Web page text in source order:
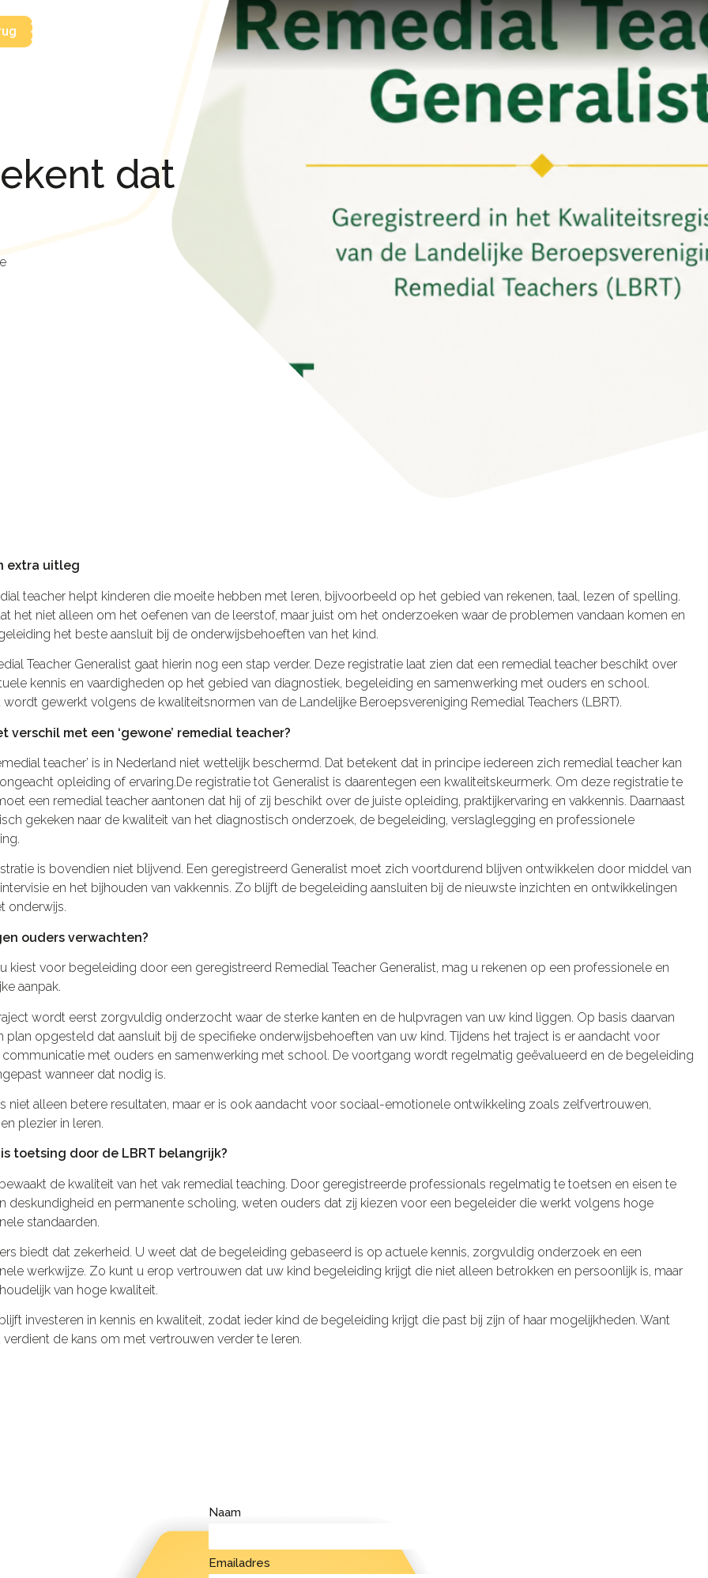
dat
extra uitleg
teacher helpt kinderen die moeite hebben met leren, bijvoorbeeld op het gebied van rekenen, taal, lezen of spelling.
het niet alleen om het oefenen van de leerstof, maar juist om het onderzoeken waar de problemen vandaan komen en
het beste aansluit bij de onderwijsbehoeften van het kind.
Teacher Generalist gaat hierin nog een stap verder. Deze registratie laat zien dat een remedial teacher beschikt over
kennis en vaardigheden op het gebied van diagnostiek, begeleiding en samenwerking met ouders en school.
wordt gewerkt volgens de kwaliteitsnormen van de Landelijke Beroepsvereniging Remedial Teachers (LBRT).
verschil met een ‘gewone’ remedial teacher?
teacher’ is in Nederland niet wettelijk beschermd. Dat betekent dat in principe iedereen zich remedial teacher kan
opleiding of ervaring.De registratie tot Generalist is daarentegen een kwaliteitskeurmerk. Om deze registratie te
een remedial teacher aantonen dat hij of zij beschikt over de juiste opleiding, praktijkervaring en vakkennis. Daarnaast
gekeken naar de kwaliteit van het diagnostisch onderzoek, de begeleiding, verslaglegging en professionele
is bovendien niet blijvend. Een geregistreerd Generalist moet zich voortdurend blijven ontwikkelen door middel van
en het bijhouden van vakkennis. Zo blijft de begeleiding aansluiten bij de nieuwste inzichten en ontwikkelingen
onderwijs.
ouders verwachten?
kiest voor begeleiding door een geregistreerd Remedial Teacher Generalist, mag u rekenen op een professionele en
aanpak.
wordt eerst zorgvuldig onderzocht waar de sterke kanten en de hulpvragen van uw kind liggen. Op basis daarvan
plan opgesteld dat aansluit bij de specifieke onderwijsbehoeften van uw kind. Tijdens het traject is er aandacht voor
met ouders en samenwerking met school. De voortgang wordt regelmatig geëvalueerd en de begeleiding
wanneer dat nodig is.
niet alleen betere resultaten, maar er is ook aandacht voor sociaal-emotionele ontwikkeling zoals zelfvertrouwen,
plezier in leren.
toetsing door de LBRT belangrijk?
de kwaliteit van het vak remedial teaching. Door geregistreerde professionals regelmatig te toetsen en eisen te
deskundigheid en permanente scholing, weten ouders dat zij kiezen voor een begeleider die werkt volgens hoge
standaarden.
biedt dat zekerheid. U weet dat de begeleiding gebaseerd is op actuele kennis, zorgvuldig onderzoek en een
werkwijze. Zo kunt u erop vertrouwen dat uw kind begeleiding krijgt die niet alleen betrokken en persoonlijk is, maar
van hoge kwaliteit.
investeren in kennis en kwaliteit, zodat ieder kind de begeleiding krijgt die past bij zijn of haar mogelijkheden. Want
verdient de kans om met vertrouwen verder te leren.
Naam
Emailadres